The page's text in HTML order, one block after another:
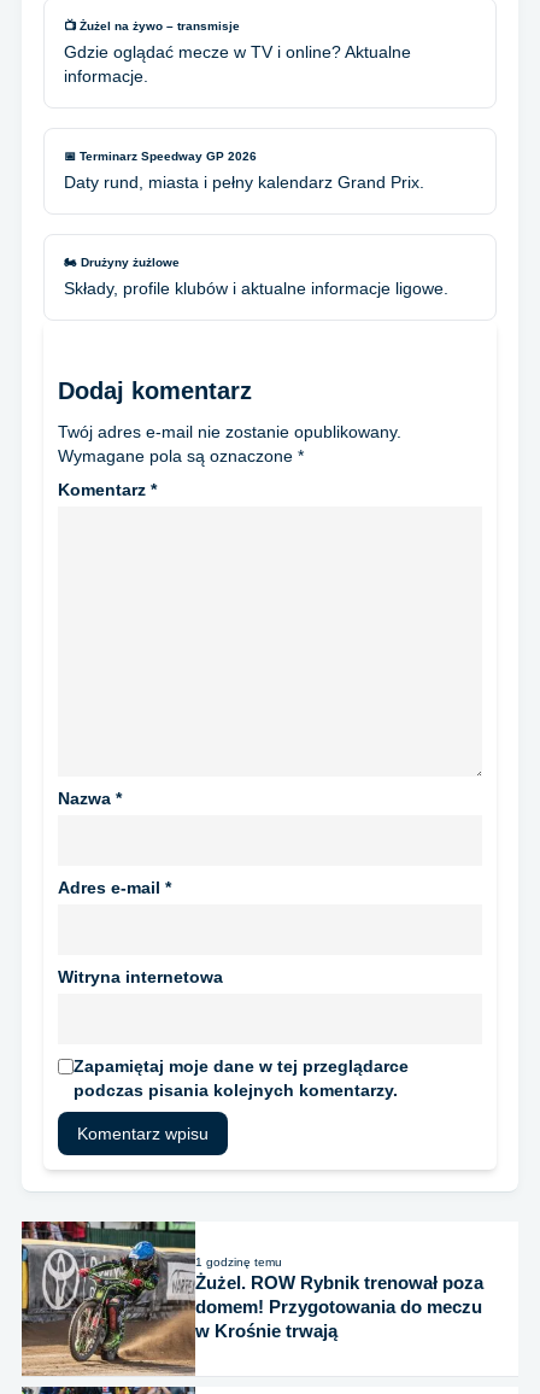
📺 Żużel na żywo – transmisje
Gdzie oglądać mecze w TV i online? Aktualne
informacje.
📅 Terminarz Speedway GP 2026
Daty rund, miasta i pełny kalendarz Grand Prix.
🏍️ Drużyny żużlowe
Składy, profile klubów i aktualne informacje ligowe.
Dodaj komentarz
Twój adres e-mail nie zostanie opublikowany.
Wymagane pola są oznaczone *
Komentarz *
Nazwa *
Adres e-mail *
Witryna internetowa
Zapamiętaj moje dane w tej przeglądarce
podczas pisania kolejnych komentarzy.
1 godzinę temu
Żużel. ROW Rybnik trenował poza
domem! Przygotowania do meczu
w Krośnie trwają